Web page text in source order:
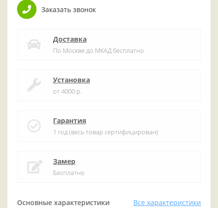
Основные характеристики Все характеристики
Заказать звонок
Доставка
По Москве до МКАД бесплатно
Установка
от 4000 р.
Гарантия
1 год (весь товар сертифицирован)
Замер
Бесплатно